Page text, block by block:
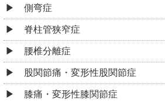
膝痛・変形性膝関節症
鵞足炎
シンスプリント
足底筋膜炎
骨盤矯正